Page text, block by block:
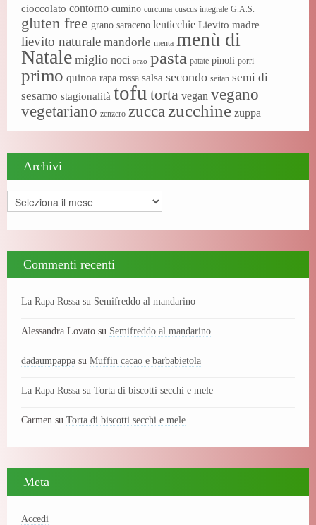
cioccolato contorno cumino curcuma cuscus integrale G.A.S.
gluten free grano saraceno lenticchie Lievito madre
lievito naturale mandorle menta menù di
Natale miglio noci orzo pasta patate pinoli porri
primo quinoa rapa rossa salsa secondo seitan semi di
sesamo stagionalità tofu torta vegan vegano
vegetariano zenzero zucca zucchine zuppa
Archivi
Archivi
Commenti recenti
La Rapa Rossa su Semifreddo al mandarino
Alessandra Lovato su Semifreddo al mandarino
dadaumpappa su Muffin cacao e barbabietola
La Rapa Rossa su Torta di biscotti secchi e mele
Carmen su Torta di biscotti secchi e mele
Meta
Accedi